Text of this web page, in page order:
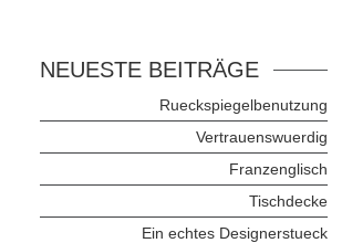
NEUESTE BEITRÄGE
Rueckspiegelbenutzung
Vertrauenswuerdig
Franzenglisch
Tischdecke
Ein echtes Designerstueck